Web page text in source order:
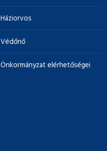
Háziorvos
Védőnő
Önkormányzat elérhetőségei